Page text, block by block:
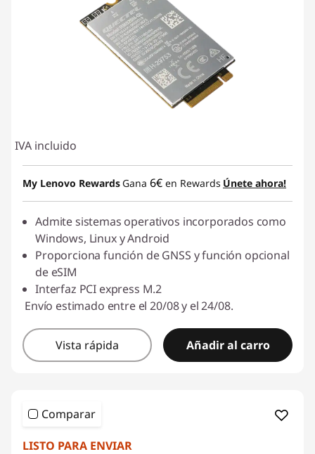
IVA incluido
My Lenovo Rewards Gana 6€ en Rewards Únete ahora!
Admite sistemas operativos incorporados como
Windows, Linux y Android
Proporciona función de GNSS y función opcional
de eSIM
Interfaz PCI express M.2
Envío estimado entre el 20/08 y el 24/08.
Vista rápida Añadir al carro
Comparar
LISTO PARA ENVIAR